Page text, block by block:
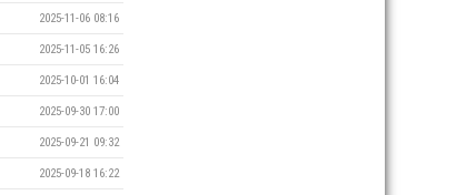
2025-11-06 08:16
2025-11-05 16:26
2025-10-01 16:04
2025-09-30 17:00
2025-09-21 09:32
2025-09-18 16:22